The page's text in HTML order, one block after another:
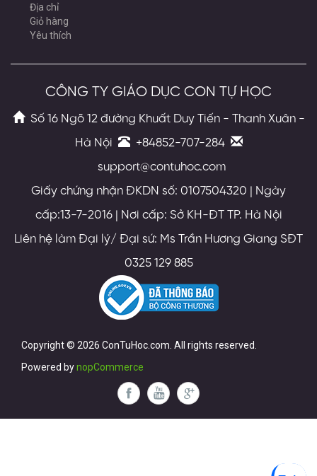
Địa chỉ
Giỏ hàng
Yêu thích
CÔNG TY GIÁO DỤC CON TỰ HỌC
Số 16 Ngõ 12 đường Khuất Duy Tiến - Thanh Xuân -
Hà Nội
+84852-707-284
support@contuhoc.com
Giấy chứng nhận ĐKDN số: 0107504320 | Ngày
cấp:13-7-2016 | Nơi cấp: Sở KH-ĐT TP. Hà Nội
Liên hệ làm Đại lý/ Đại sứ: Ms Trần Hương Giang SĐT
0325 129 885
Copyright © 2026 ConTuHoc.com. All rights reserved.
Powered bynopCommerce